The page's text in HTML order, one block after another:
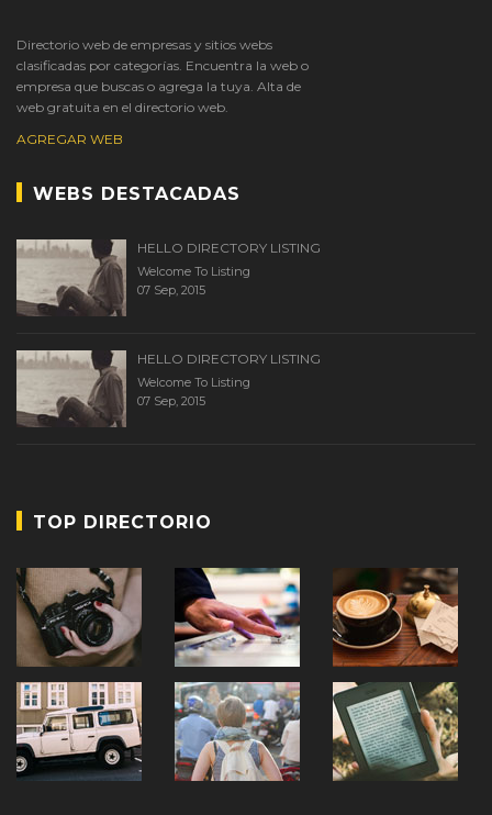
Directorio web de empresas y sitios webs
clasificadas por categorías. Encuentra la web o
empresa que buscas o agrega la tuya. Alta de
web gratuita en el directorio web.
AGREGAR WEB
WEBS DESTACADAS
HELLO DIRECTORY LISTING
Welcome To Listing
07 Sep, 2015
HELLO DIRECTORY LISTING
Welcome To Listing
07 Sep, 2015
TOP DIRECTORIO